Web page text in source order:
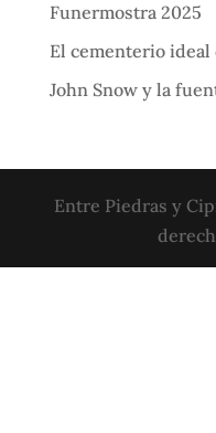
Funermostra 2025
El cementerio ideal
John Snow y la
Entre Piedras y